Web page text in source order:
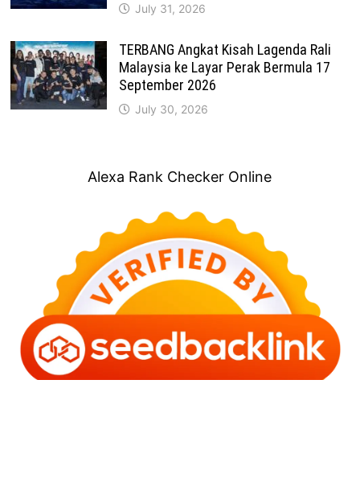
July 31, 2026
TERBANG Angkat Kisah Lagenda Rali
Malaysia ke Layar Perak Bermula 17
September 2026
July 30, 2026
Alexa Rank Checker Online